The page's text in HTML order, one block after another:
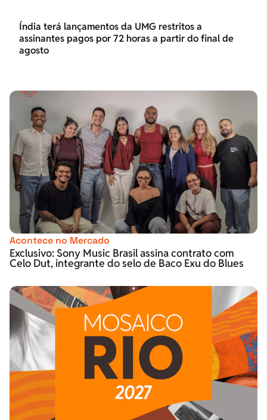
Índia terá lançamentos da UMG restritos a
assinantes pagos por 72 horas a partir do final de
agosto
Acontece no Mercado
Exclusivo: Sony Music Brasil assina contrato com
Celo Dut, integrante do selo de Baco Exu do Blues